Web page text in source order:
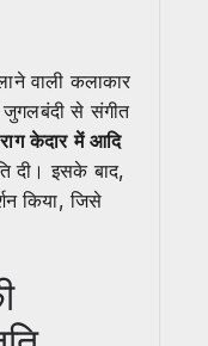
वाली कलाकार
से संगीत
राग केदार में आदि
दी। इसके बाद,
किया, जिसे